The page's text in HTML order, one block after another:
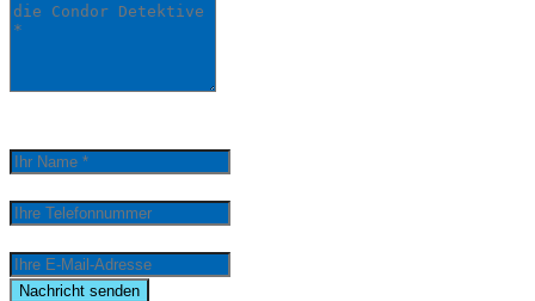
Nachricht senden